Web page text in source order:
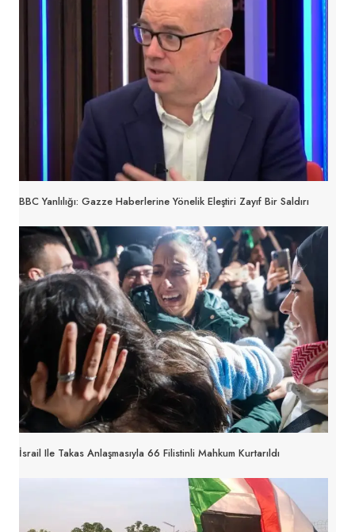
BBC Yanlılığı: Gazze Haberlerine Yönelik Eleştiri Zayıf Bir Saldırı
İsrail Ile Takas Anlaşmasıyla 66 Filistinli Mahkum Kurtarıldı